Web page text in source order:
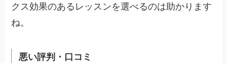
クス効果のあるレッスンを選べるのは助かります
ね。
悪い評判・口コミ